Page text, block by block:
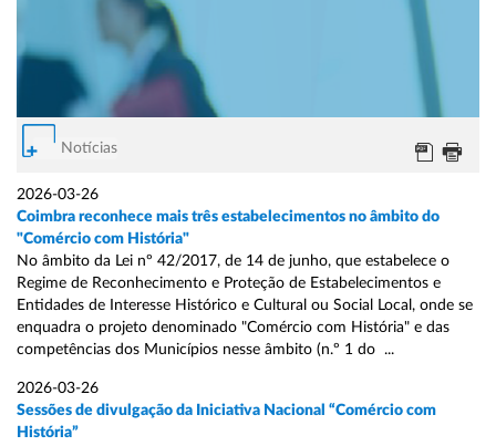
Notícias
2026-03-26
Coimbra reconhece mais três estabelecimentos no âmbito do
"Comércio com História"
No âmbito da Lei nº 42/2017, de 14 de junho, que estabelece o
Regime de Reconhecimento e Proteção de Estabelecimentos e
Entidades de Interesse Histórico e Cultural ou Social Local, onde se
enquadra o projeto denominado "Comércio com História" e das
competências dos Municípios nesse âmbito (n.º 1 do ...
2026-03-26
Sessões de divulgação da Iniciativa Nacional “Comércio com
História”